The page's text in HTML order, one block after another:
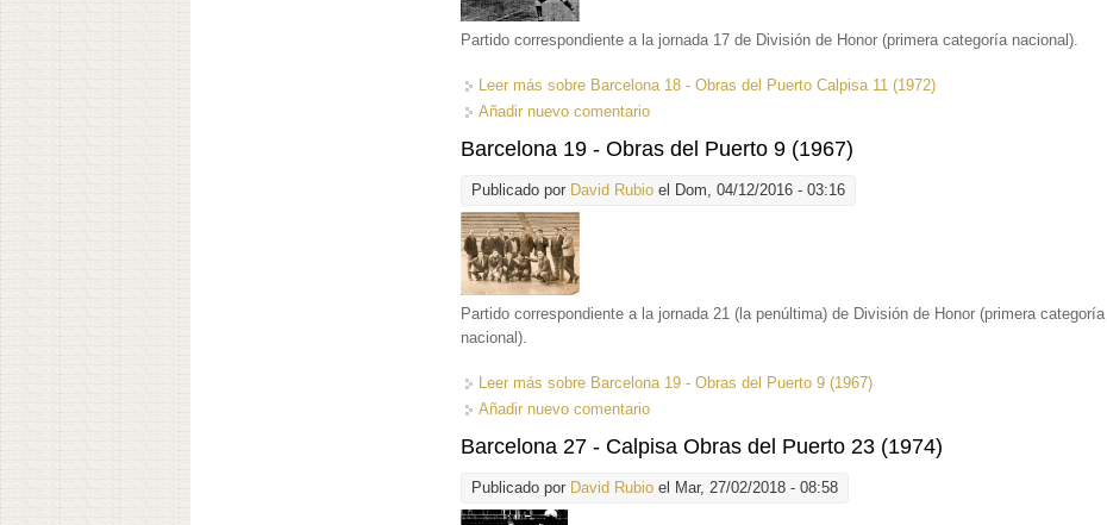
Partido correspondiente a la jornada 17 de División de Honor (primera categoría nacional).
Leer más sobre Barcelona 18 - Obras del Puerto Calpisa 11 (1972)
Añadir nuevo comentario
Barcelona 19 - Obras del Puerto 9 (1967)
Publicado por David Rubio el Dom, 04/12/2016 - 03:16
Partido correspondiente a la jornada 21 (la penúltima) de División de Honor (primera categoría
nacional).
Leer más sobre Barcelona 19 - Obras del Puerto 9 (1967)
Añadir nuevo comentario
Barcelona 27 - Calpisa Obras del Puerto 23 (1974)
Publicado por David Rubio el Mar, 27/02/2018 - 08:58